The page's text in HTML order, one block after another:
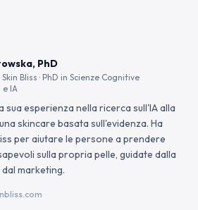
PhD
Bliss · PhD in Scienze Cognitive
e IA
sua esperienza nella ricerca sull'IA alla
skincare basata sull'evidenza. Ha
per aiutare le persone a prendere
sulla propria pelle, guidate dalla
marketing.